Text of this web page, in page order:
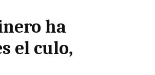
ha
el culo,